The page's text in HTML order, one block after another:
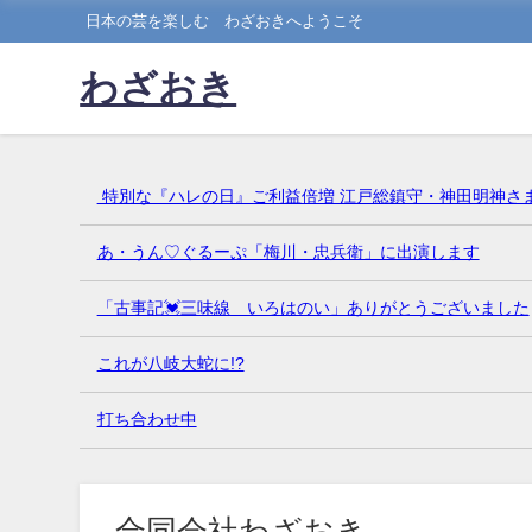
日本の芸を楽しむ わざおきへようこそ
わざおき
特別な『ハレの日』ご利益倍増 江戸総鎮守・神田明神さ
あ・うん♡ぐるーぷ「梅川・忠兵衛」に出演します
「古事記💓三味線 いろはのい」ありがとうございました
これが八岐大蛇に!?
打ち合わせ中